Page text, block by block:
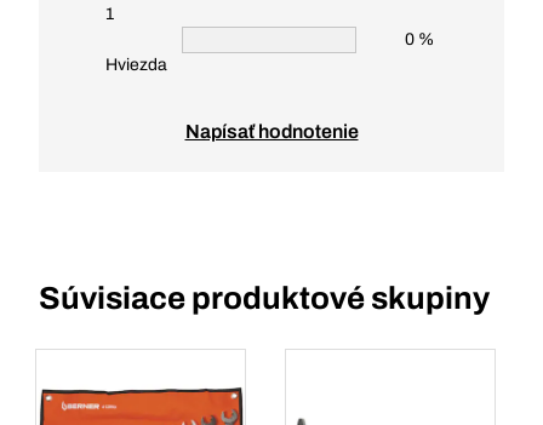
1
Hviezda
0 %
Napísať hodnotenie
Súvisiace produktové skupiny